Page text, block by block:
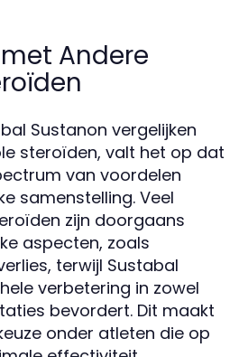
Andere
Sustanon vergelijken
steroïden, valt het op dat
van voordelen
samenstelling. Veel
zijn doorgaans
aspecten, zoals
terwijl Sustabal
verbetering in zowel
bevordert. Dit maakt
onder atleten die op